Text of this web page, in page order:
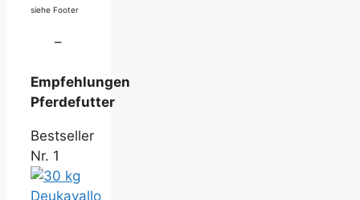
siehe Footer
–
Empfehlungen
Pferdefutter
Bestseller
Nr. 1